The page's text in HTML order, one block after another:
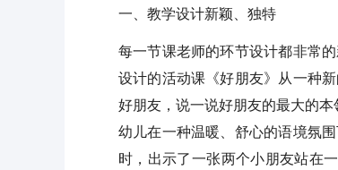
一、教学设计新颖、独特
每一节课老师的环节设计都非常
设计的活动课《好朋友》从一种
好朋友，说一说好朋友的最大的
幼儿在一种温暖、舒心的语境氛
时，出示了一张两个小朋友站在